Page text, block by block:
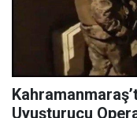
Uyuşturucu